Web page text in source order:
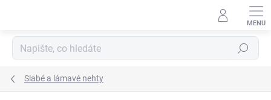
Hledat
Slabé a lámavé nehty